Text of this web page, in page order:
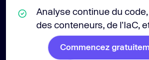
Analyse continue du code,
des conteneurs, de l'IaC,
Commencez